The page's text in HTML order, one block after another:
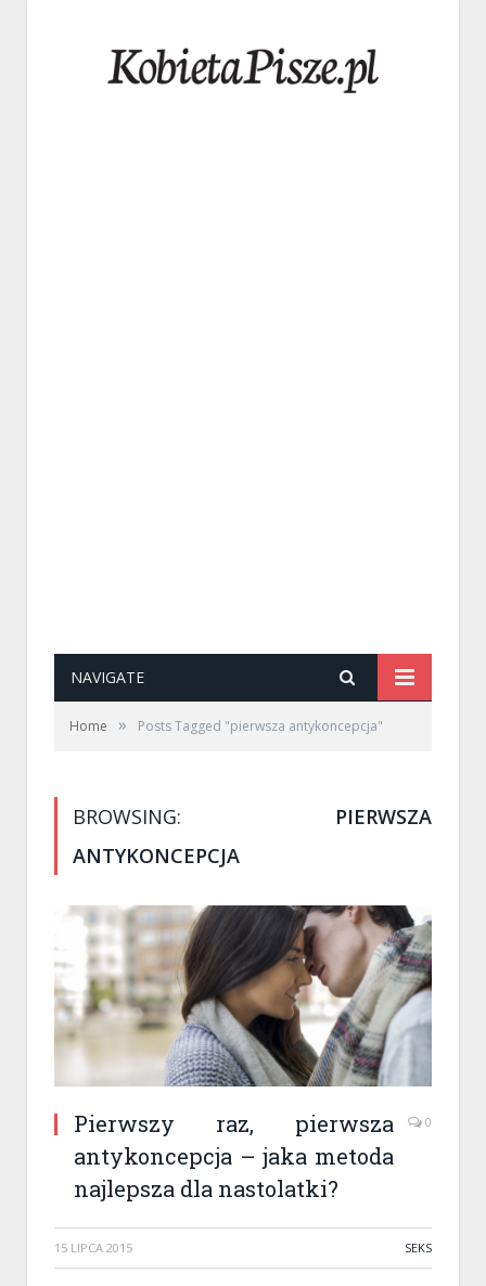
NAVIGATE
Home » Posts Tagged "pierwsza antykoncepcja"
BROWSING:
PIERWSZA
ANTYKONCEPCJA
Pierwszy raz, pierwsza
antykoncepcja – jaka metoda
najlepsza dla nastolatki?
0
15 LIPCA 2015 SEKS